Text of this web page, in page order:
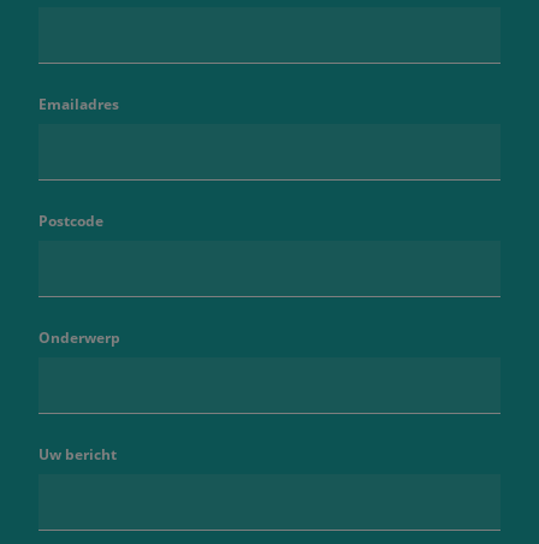
Emailadres
Postcode
Onderwerp
Uw bericht